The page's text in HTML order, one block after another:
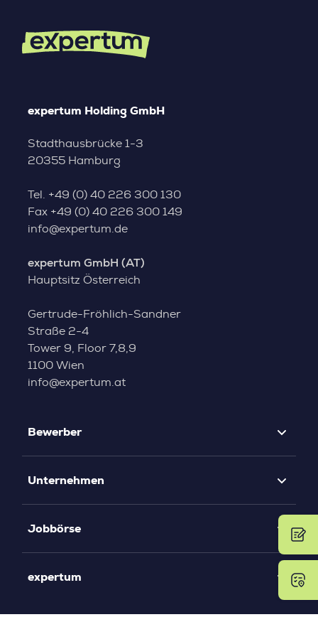
expertum Holding GmbH
Stadthausbrücke 1-3
20355 Hamburg
Tel. +49 (0) 40 226 300 130
Fax +49 (0) 40 226 300 149
info@expertum.de
expertum GmbH (AT)
Hauptsitz Österreich
Gertrude-Fröhlich-Sandner
Straße 2-4
Tower 9, Floor 7,8,9
1100 Wien
info@expertum.at
Bewerber
Unternehmen
Jobbörse
expertum